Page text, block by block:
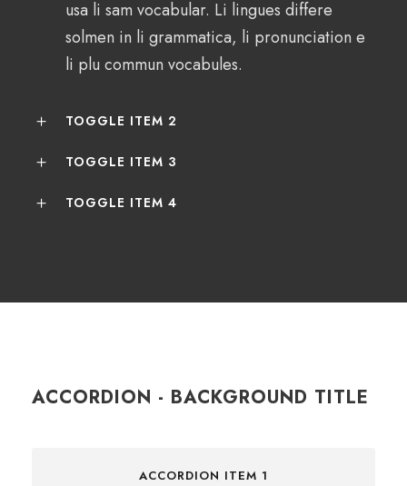
usa li sam vocabular. Li lingues differe
solmen in li grammatica, li pronunciation e
li plu commun vocabules.
TOGGLE ITEM 2
TOGGLE ITEM 3
TOGGLE ITEM 4
ACCORDION - BACKGROUND TITLE
ACCORDION ITEM 1